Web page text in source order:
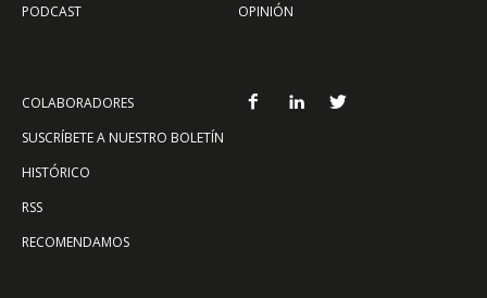
PODCAST
OPINIÓN
COLABORADORES
SUSCRÍBETE A NUESTRO BOLETÍN
HISTÓRICO
RSS
RECOMENDAMOS